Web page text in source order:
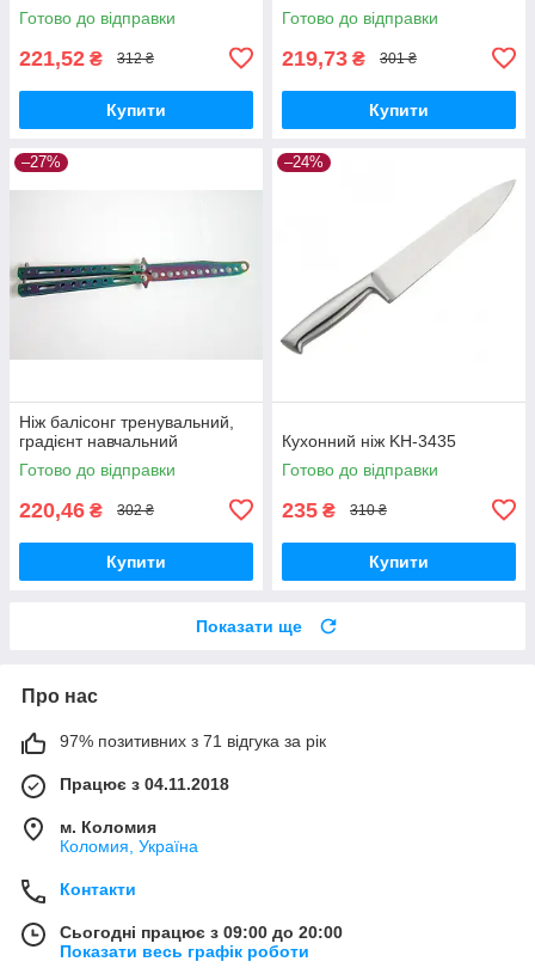
Готово до відправки
221,52 ₴ 312 ₴
Купити
Готово до відправки
219,73 ₴ 301 ₴
Купити
–27%
Ніж балісонг тренувальний,
градієнт навчальний
Готово до відправки
220,46 ₴ 302 ₴
Купити
–24%
Кухонний ніж KH-3435
Готово до відправки
235 ₴ 310 ₴
Купити
Показати ще
Про нас
97% позитивних з 71 відгука за рік
Працює з 04.11.2018
м. Коломия
Коломия, Україна
Контакти
Сьогодні працює з 09:00 до 20:00
Показати весь графік роботи